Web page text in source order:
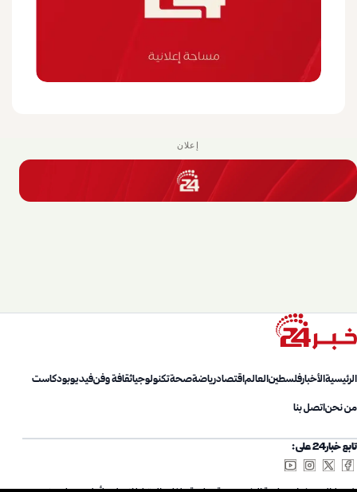
إعلان
الرئيسيةالأخبارفلسطينالعالماقتصادرياضةصحةتكنولوجياثقافة وفنفيديوبودكاست
من نحناتصل بنا
تابع خبار24 على: